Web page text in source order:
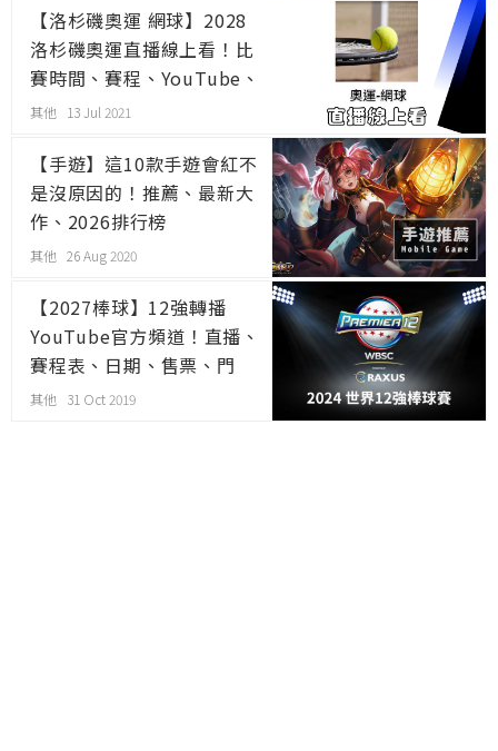
【洛杉磯奧運 網球】2028
洛杉磯奧運直播線上看！比
賽時間、賽程、YouTube、
線上看、轉播
其他 13 Jul 2021
【手遊】這10款手遊會紅不
是沒原因的！推薦、最新大
作、2026排行榜
其他 26 Aug 2020
【2027棒球】12強轉播
YouTube官方頻道！直播、
賽程表、日期、售票、門
票、時間、購票
其他 31 Oct 2019